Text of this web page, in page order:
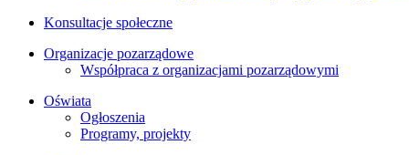
Konsultacje społeczne
Organizacje pozarządowe
Współpraca z organizacjami pozarządowymi
Oświata
Ogłoszenia
Programy, projekty